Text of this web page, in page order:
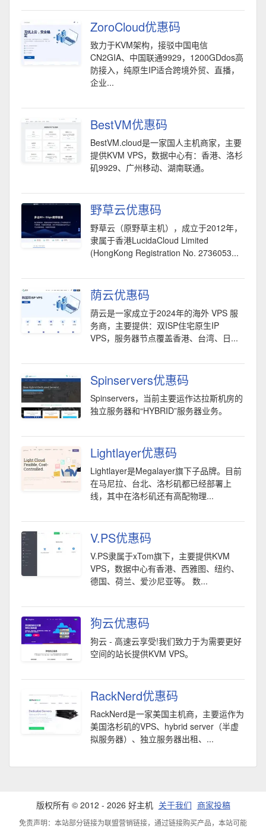
ZoroCloud优惠码
致力于KVM架构，接驳中国电信
CN2GIA、中国联通9929，1200GDdos高
防接入，纯原生IP适合跨境外贸、直播，
企业...
BestVM优惠码
BestVM.cloud是一家国人主机商家，主要
提供KVM VPS，数据中心有：香港、洛杉
矶9929、广州移动、湖南联通。
野草云优惠码
野草云（原野草主机），成立于2012年，
隶属于香港LucidaCloud Limited
(HongKong Registration No. 2736053...
荫云优惠码
荫云是一家成立于2024年的海外 VPS 服
务商，主要提供：双ISP住宅原生IP
VPS，服务器节点覆盖香港、台湾、日...
Spinservers优惠码
Spinservers，当前主要运作达拉斯机房的
独立服务器和“HYBRID”服务器业务。
Lightlayer优惠码
Lightlayer是Megalayer旗下子品牌。目前
在马尼拉、台北、洛杉矶都已经部署上
线，其中在洛杉矶还有高配物理...
V.PS优惠码
V.PS隶属于xTom旗下，主要提供KVM
VPS，数据中心有香港、西雅图、纽约、
德国、荷兰、爱沙尼亚等。 数...
狗云优惠码
狗云 - 高速云享受!我们致力于为需要更好
空间的站长提供KVM VPS。
RackNerd优惠码
RackNerd是一家美国主机商，主要运作为
美国洛杉矶的VPS、hybrid server（半虚
拟服务器）、独立服务器出租、...
版权所有 © 2012 - 2026 好主机 关于我们 商家投稿
免责声明：本站部分链接为联盟营销链接，通过链接购买产品，本站可能